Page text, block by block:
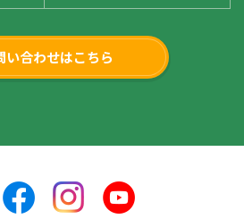
い合わせはこちら